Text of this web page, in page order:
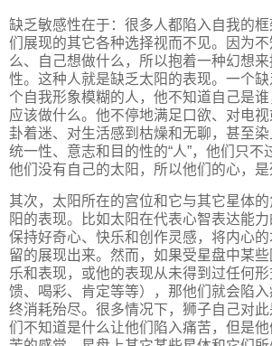
缺乏敏感性在于：很多人都陷入自我的
们展现的其它各种选择视而不见。因为
么、自己想做什么，所以抱着一种幻想
性。这种人就是缺乏太阳的表现。一个
个自我形象模糊的人，他不知道自己是
应该做什么。他不停地满足口欲、对电
卦着迷、对生活感到枯燥和无聊，甚至染
统一性、意志和目的性的“人”，他们只不
他们没有自己的太阳，所以他们的心，是
其次，太阳所在的宫位和它与其它星体
阳的表现。比如太阳在代表心智表达能
保持好奇心、快乐和创作灵感，将内心
留的展现出来。然而，如果受星盘中某
乐和表现，或他的表现从未得到过任何
馈、喝彩、肯定等等），那他们就会陷
终消耗殆尽。很多情况下，狮子自己对
们不知道是什么让他们陷入痛苦，但是